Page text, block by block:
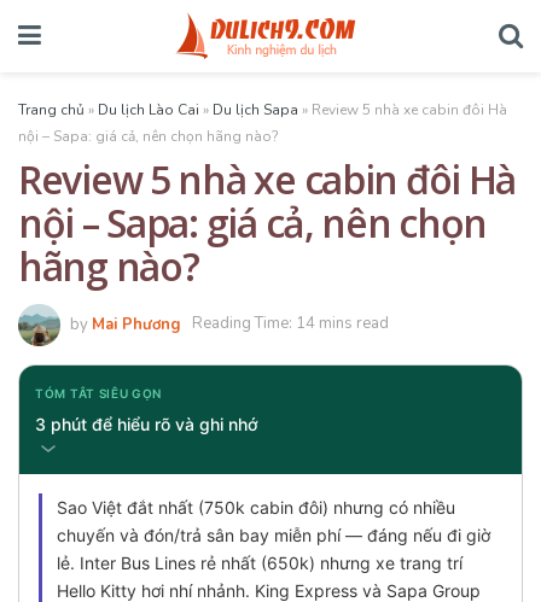
Trang chủ » Du lịch Lào Cai » Du lịch Sapa » Review 5 nhà xe cabin đôi Hà
nội – Sapa: giá cả, nên chọn hãng nào?
Review 5 nhà xe cabin đôi Hà
nội – Sapa: giá cả, nên chọn
hãng nào?
by Mai Phương Reading Time: 14 mins read
TÓM TẮT SIÊU GỌN
3 phút để hiểu rõ và ghi nhớ
Sao Việt đắt nhất (750k cabin đôi) nhưng có nhiều
chuyến và đón/trả sân bay miễn phí — đáng nếu đi giờ
lẻ. Inter Bus Lines rẻ nhất (650k) nhưng xe trang trí
Hello Kitty hơi nhí nhảnh. King Express và Sapa Group